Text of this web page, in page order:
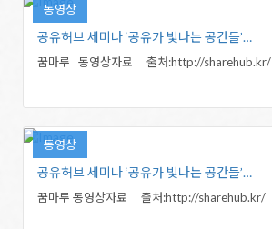
동영상
공유허브 세미나 ‘공유가 빛나는 공간들’…
꿈마루 동영상자료 출처:http://sharehub.kr/
동영상
공유허브 세미나 ‘공유가 빛나는 공간들’…
꿈마루 동영상자료 출처:http://sharehub.kr/